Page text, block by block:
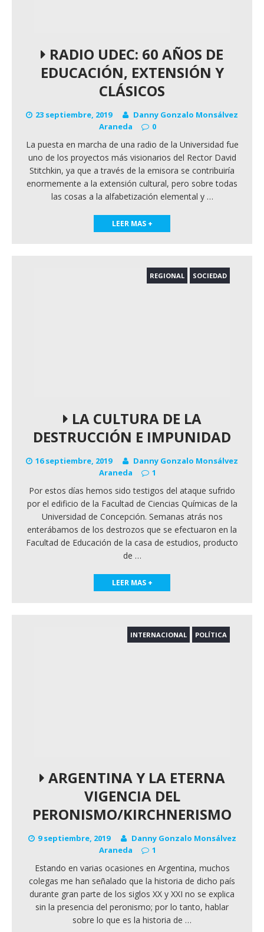
RADIO UDEC: 60 AÑOS DE
EDUCACIÓN, EXTENSIÓN Y
CLÁSICOS
23 septiembre, 2019
Danny Gonzalo Monsálvez
Araneda
0
La puesta en marcha de una radio de la Universidad fue
uno de los proyectos más visionarios del Rector David
Stitchkin, ya que a través de la emisora se contribuiría
enormemente a la extensión cultural, pero sobre todas
las cosas a la alfabetización elemental y …
LEER MAS +
REGIONAL SOCIEDAD
LA CULTURA DE LA
DESTRUCCIÓN E IMPUNIDAD
16 septiembre, 2019
Danny Gonzalo Monsálvez
Araneda
1
Por estos días hemos sido testigos del ataque sufrido
por el edificio de la Facultad de Ciencias Químicas de la
Universidad de Concepción. Semanas atrás nos
enterábamos de los destrozos que se efectuaron en la
Facultad de Educación de la casa de estudios, producto
de …
LEER MAS +
INTERNACIONAL POLÍTICA
ARGENTINA Y LA ETERNA
VIGENCIA DEL
PERONISMO/KIRCHNERISMO
9 septiembre, 2019
Danny Gonzalo Monsálvez
Araneda
1
Estando en varias ocasiones en Argentina, muchos
colegas me han señalado que la historia de dicho país
durante gran parte de los siglos XX y XXI no se explica
sin la presencia del peronismo; por lo tanto, hablar
sobre lo que es la historia de …